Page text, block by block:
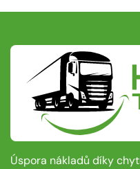
Úspora nákladů díky